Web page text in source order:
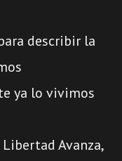
describir la
ya lo vivimos
Avanza,